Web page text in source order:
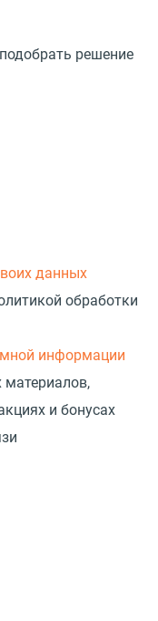
решение
данных
обработки
информации
материалов,
и бонусах